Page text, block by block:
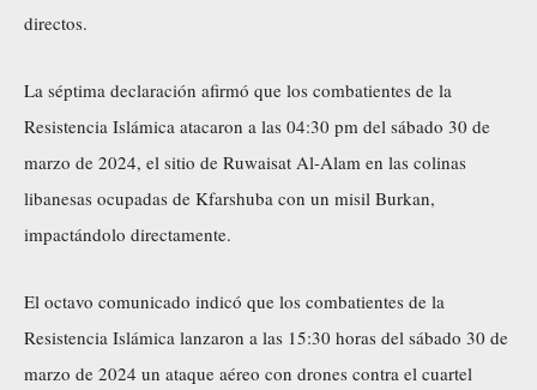
directos.
La séptima declaración afirmó que los combatientes de la
Resistencia Islámica atacaron a las 04:30 pm del sábado 30 de
marzo de 2024, el sitio de Ruwaisat Al-Alam en las colinas
libanesas ocupadas de Kfarshuba con un misil Burkan,
impactándolo directamente.
El octavo comunicado indicó que los combatientes de la
Resistencia Islámica lanzaron a las 15:30 horas del sábado 30 de
marzo de 2024 un ataque aéreo con drones contra el cuartel